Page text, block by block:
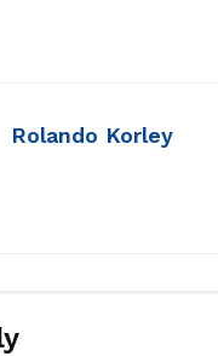
Rolando Korley